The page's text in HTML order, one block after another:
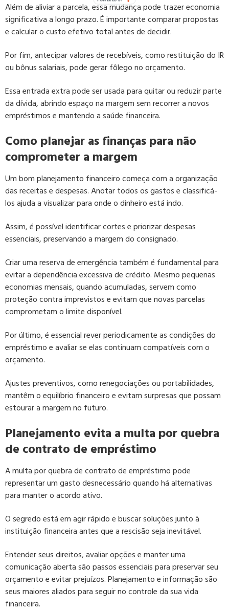
Além de aliviar a parcela, essa mudança pode trazer economia
significativa a longo prazo. É importante comparar propostas
e calcular o custo efetivo total antes de decidir.
Por fim, antecipar valores de recebíveis, como restituição do IR
ou bônus salariais, pode gerar fôlego no orçamento.
Essa entrada extra pode ser usada para quitar ou reduzir parte
da dívida, abrindo espaço na margem sem recorrer a novos
empréstimos e mantendo a saúde financeira.
Como planejar as finanças para não
comprometer a margem
Um bom planejamento financeiro começa com a organização
das receitas e despesas. Anotar todos os gastos e classificá-
los ajuda a visualizar para onde o dinheiro está indo.
Assim, é possível identificar cortes e priorizar despesas
essenciais, preservando a margem do consignado.
Criar uma reserva de emergência também é fundamental para
evitar a dependência excessiva de crédito. Mesmo pequenas
economias mensais, quando acumuladas, servem como
proteção contra imprevistos e evitam que novas parcelas
comprometam o limite disponível.
Por último, é essencial rever periodicamente as condições do
empréstimo e avaliar se elas continuam compatíveis com o
orçamento.
Ajustes preventivos, como renegociações ou portabilidades,
mantêm o equilíbrio financeiro e evitam surpresas que possam
estourar a margem no futuro.
Planejamento evita a multa por quebra
de contrato de empréstimo
A multa por quebra de contrato de empréstimo pode
representar um gasto desnecessário quando há alternativas
para manter o acordo ativo.
O segredo está em agir rápido e buscar soluções junto à
instituição financeira antes que a rescisão seja inevitável.
Entender seus direitos, avaliar opções e manter uma
comunicação aberta são passos essenciais para preservar seu
orçamento e evitar prejuízos. Planejamento e informação são
seus maiores aliados para seguir no controle da sua vida
financeira.